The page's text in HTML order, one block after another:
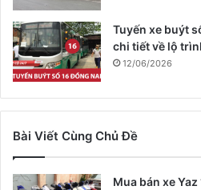
Tuyến xe buýt
chi tiết về lộ
12/06/2026
Bài Viết Cùng Chủ Đề
Mua bán xe